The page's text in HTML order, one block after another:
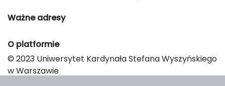
Ważne adresy
O platformie
© 2023 Uniwersytet Kardynała Stefana Wyszyńskiego
w Warszawie